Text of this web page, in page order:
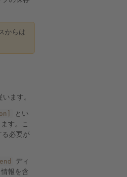
からは
ます。
とい
す。こ
る必要が
ディ
報を含